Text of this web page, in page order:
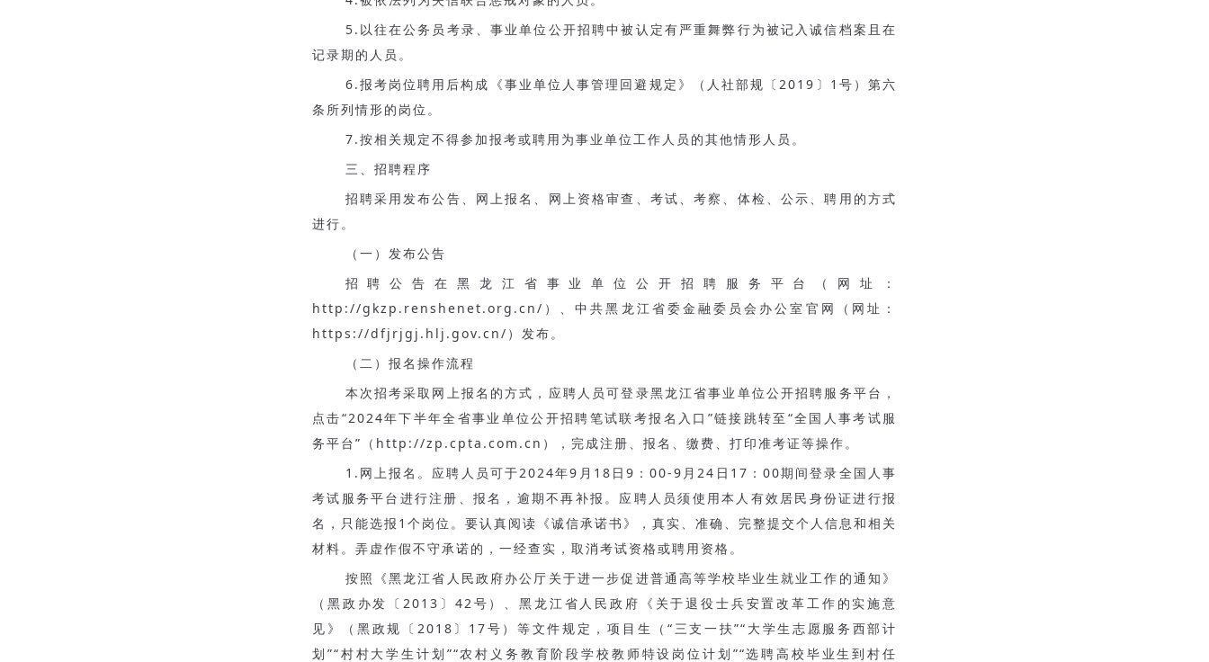
5.以往在公务员考录、事业单位公开招聘中被认定有严重舞弊行为被记入诚信档案且在
记录期的人员。
6.报考岗位聘用后构成《事业单位人事管理回避规定》（人社部规〔2019〕1号）第六
条所列情形的岗位。
7.按相关规定不得参加报考或聘用为事业单位工作人员的其他情形人员。
三、招聘程序
招聘采用发布公告、网上报名、网上资格审查、考试、考察、体检、公示、聘用的方式
进行。
（一）发布公告
招聘公告在黑龙江省事业单位公开招聘服务平台（网址：
http://gkzp.renshenet.org.cn/）、中共黑龙江省委金融委员会办公室官网（网址：
https://dfjrjgj.hlj.gov.cn/）发布。
（二）报名操作流程
本次招考采取网上报名的方式，应聘人员可登录黑龙江省事业单位公开招聘服务平台，
点击“2024年下半年全省事业单位公开招聘笔试联考报名入口”链接跳转至“全国人事考试服
务平台”（http://zp.cpta.com.cn），完成注册、报名、缴费、打印准考证等操作。
1.网上报名。应聘人员可于2024年9月18日9：00-9月24日17：00期间登录全国人事
考试服务平台进行注册、报名，逾期不再补报。应聘人员须使用本人有效居民身份证进行报
名，只能选报1个岗位。要认真阅读《诚信承诺书》，真实、准确、完整提交个人信息和相关
材料。弄虚作假不守承诺的，一经查实，取消考试资格或聘用资格。
按照《黑龙江省人民政府办公厅关于进一步促进普通高等学校毕业生就业工作的通知》
（黑政办发〔2013〕42号）、黑龙江省人民政府《关于退役士兵安置改革工作的实施意
见》（黑政规〔2018〕17号）等文件规定，项目生（“三支一扶”“大学生志愿服务西部计
划”“村村大学生计划”“农村义务教育阶段学校教师特设岗位计划”“选聘高校毕业生到村任